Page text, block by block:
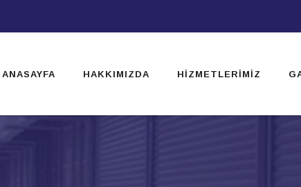
ANASAYFA HAKKIMIZDA HIZMETLERIMIZ